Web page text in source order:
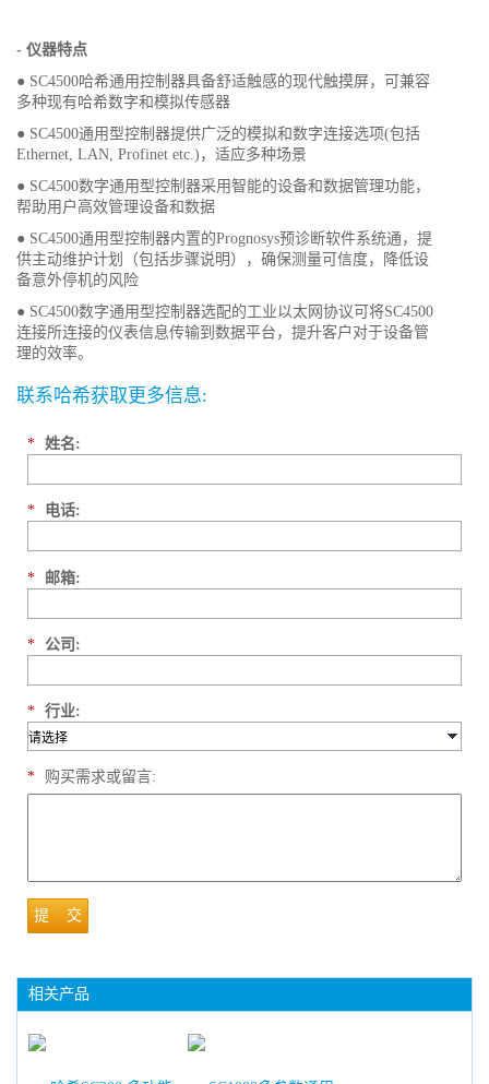
- 仪器特点
● SC4500哈希通用控制器具备舒适触感的现代触摸屏，可兼容
多种现有哈希数字和模拟传感器
● SC4500通用型控制器提供广泛的模拟和数字连接选项(包括
Ethernet, LAN, Profinet etc.)，适应多种场景
● SC4500数字通用型控制器采用智能的设备和数据管理功能，
帮助用户高效管理设备和数据
● SC4500通用型控制器内置的Prognosys预诊断软件系统通，提
供主动维护计划（包括步骤说明），确保测量可信度，降低设
备意外停机的风险
● SC4500数字通用型控制器选配的工业以太网协议可将SC4500
连接所连接的仪表信息传输到数据平台，提升客户对于设备管
理的效率。
联系哈希获取更多信息:
* 姓名:
* 电话:
* 邮箱:
* 公司:
* 行业:
* 购买需求或留言:
提 交
相关产品